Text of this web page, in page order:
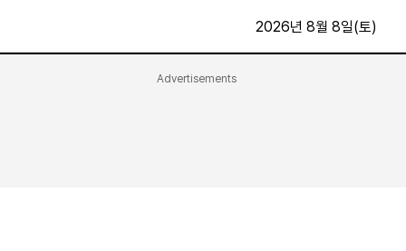
2026년 8월 8일(토)
Advertisements